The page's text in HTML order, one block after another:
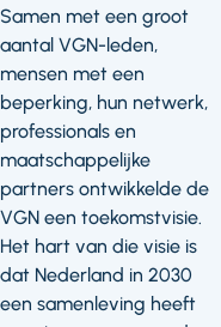
Samen met een groot
aantal VGN-leden,
mensen met een
beperking, hun netwerk,
professionals en
maatschappelijke
partners ontwikkelde de
VGN een toekomstvisie.
Het hart van die visie is
dat Nederland in 2030
een samenleving heeft